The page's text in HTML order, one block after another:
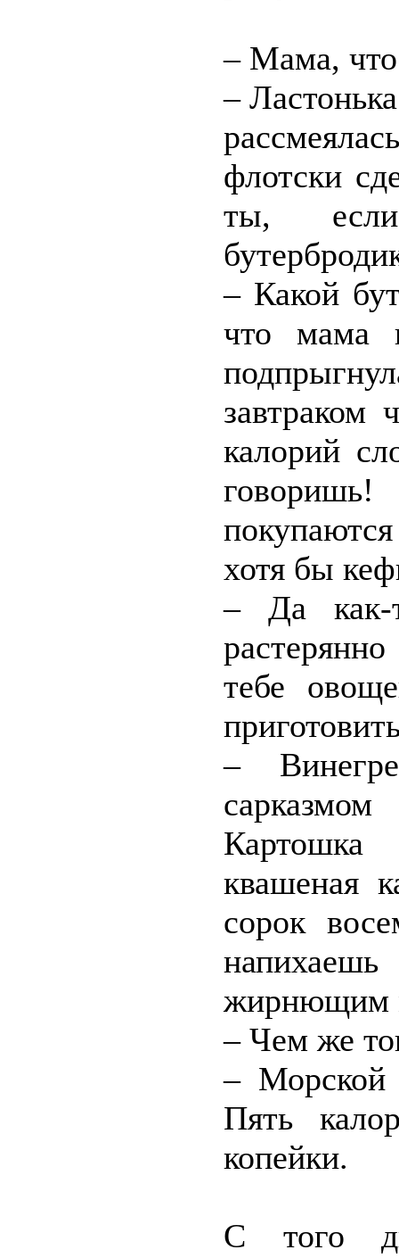
– Мама,
–
флотски
ты, если
– Какой
что мама
завтраком
калорий
хотя бы
– Да
тебе
–
квашеная
сорок
жирнющим
– Чем же
– Морской
Пять
копейки.
С того